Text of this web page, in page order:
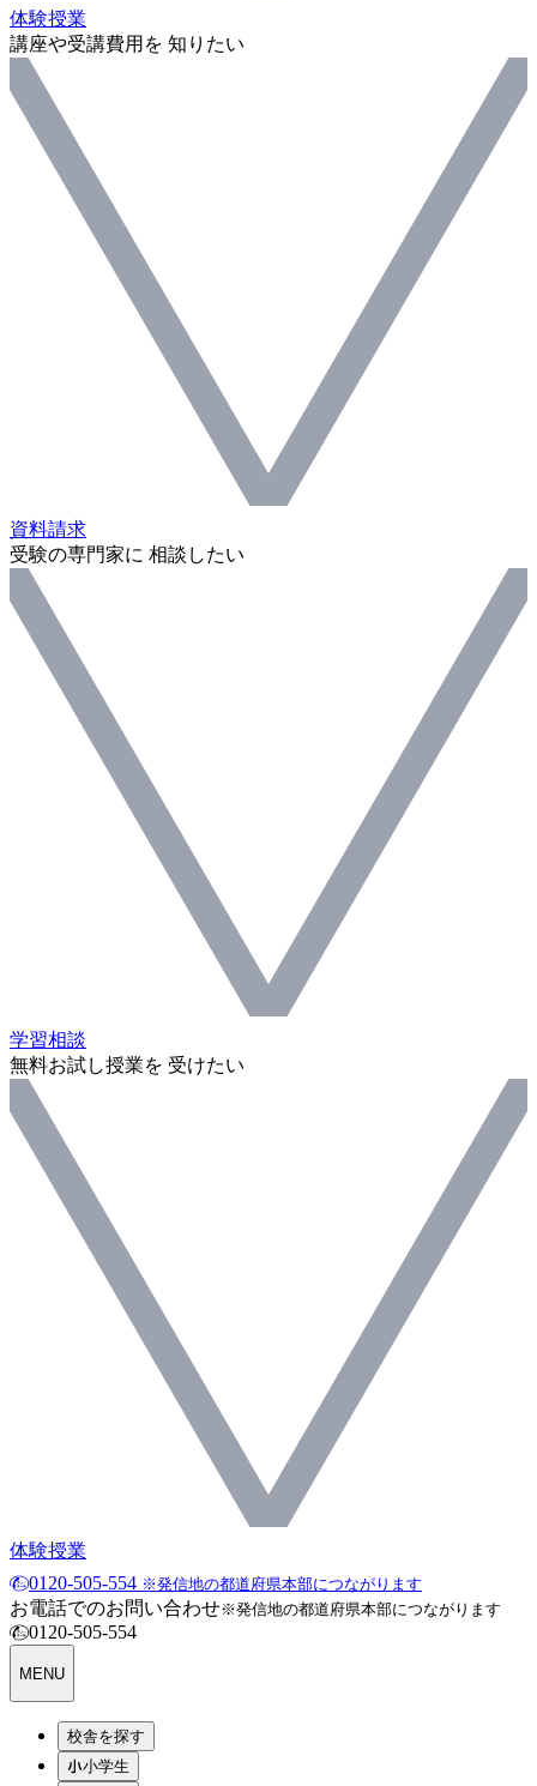
体験授業
講座や受講費用を 知りたい
資料請求
受験の専門家に 相談したい
学習相談
無料お試し授業を 受けたい
体験授業
0120-505-554 ※発信地の都道府県本部につながります
お電話でのお問い合わせ※発信地の都道府県本部につながります
0120-505-554
MENU
校舎を探す
小学生